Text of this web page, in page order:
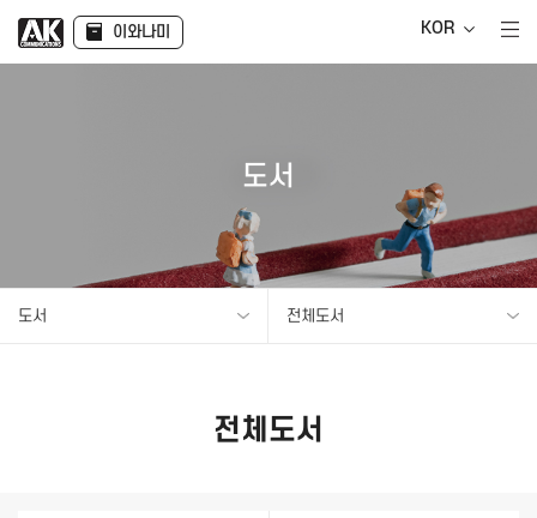
이와나미 KOR
도서
도서 전체도서
전체도서